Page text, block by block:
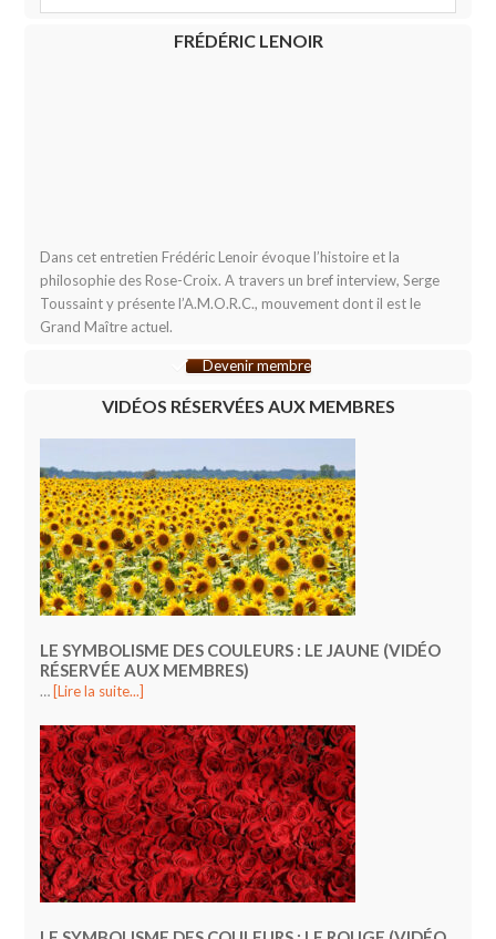
FRÉDÉRIC LENOIR
Dans cet entretien Frédéric Lenoir évoque l’histoire et la
philosophie des Rose-Croix. A travers un bref interview, Serge
Toussaint y présente l’A.M.O.R.C., mouvement dont il est le
Grand Maître actuel.
Devenir membre
VIDÉOS RÉSERVÉES AUX MEMBRES
LE SYMBOLISME DES COULEURS : LE JAUNE (VIDÉO
RÉSERVÉE AUX MEMBRES)
… [Lire la suite...]